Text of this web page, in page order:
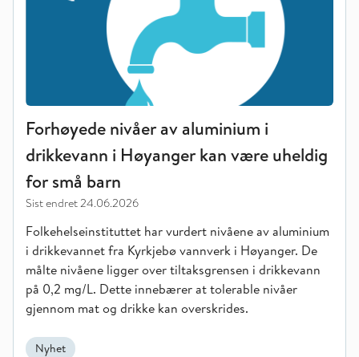
Forhøyede nivåer av aluminium i
drikkevann i Høyanger kan være uheldig
for små barn
Sist endret24.06.2026
Folkehelseinstituttet har vurdert nivåene av aluminium
i drikkevannet fra Kyrkjebø vannverk i Høyanger. De
målte nivåene ligger over tiltaksgrensen i drikkevann
på 0,2 mg/L. Dette innebærer at tolerable nivåer
gjennom mat og drikke kan overskrides.
Nyhet